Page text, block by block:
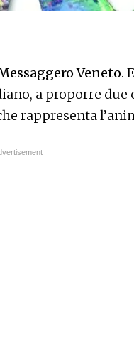
Veneto.
a proporre due
rappresenta